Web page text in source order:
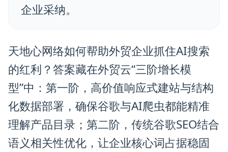
企业采纳。
天地心网络如何帮助外贸企业抓住AI搜索
的红利？答案藏在外贸云“三阶增长模
型”中：第一阶，高价值响应式建站与结构
化数据部署，确保谷歌与AI爬虫都能精准
理解产品目录；第二阶，传统谷歌SEO结合
语义相关性优化，让企业核心词占据稳固